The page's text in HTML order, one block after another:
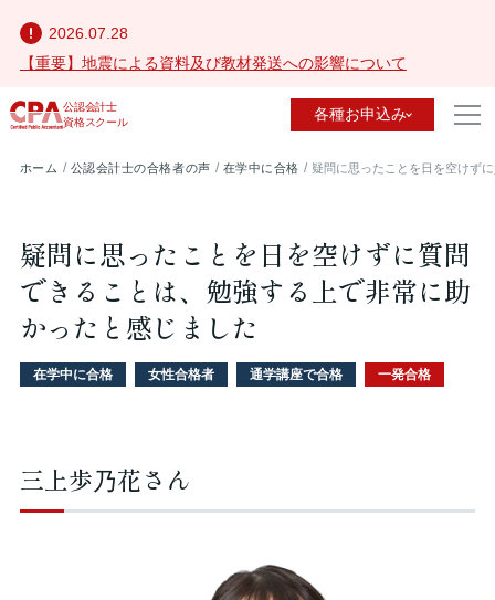
2026.07.28
【重要】地震による資料及び教材発送への影響について
公認会計士
資格スクール
各種お申込み
ホーム 公認会計士の合格者の声 在学中に合格 疑問に思ったことを日を空けず
疑問に思ったことを日を空けずに質問
できることは、勉強する上で非常に助
かったと感じました
在学中に合格 女性合格者 通学講座で合格 一発合格
三上歩乃花さん